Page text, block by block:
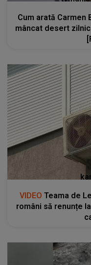
Cum arată Carmen
mâncat desert zilnic
VIDEO Teama de
români să renunțe